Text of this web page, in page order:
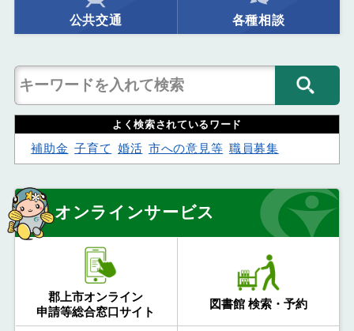
公共交通 各種相談
よく検索されているワード
補助金 子育て 婚活 市への意見等 職員募集
オンラインサービス
郡上市オンライン
申請等総合窓口サイト
図書館 検索・予約